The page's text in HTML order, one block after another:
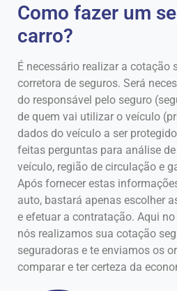
Como fazer um
carro?
É necessário realizar a cotação
corretora de seguros. Será
do responsável pelo seguro
de quem vai utilizar o veículo
dados do veículo a ser
feitas perguntas para análise
veículo, região de circulação e
Após fornecer estas
auto, bastará apenas escolher
e efetuar a contratação. Aqui
nós realizamos sua cotação
seguradoras e te enviamos os
comparar e ter certeza da